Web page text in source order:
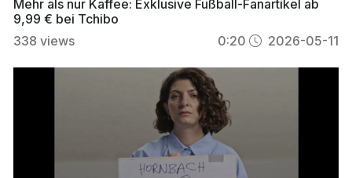
Mehr als nur Kaffee: Exklusive Fußball-Fanartikel ab
9,99 € bei Tchibo
338 views 0:20 2026-05-11